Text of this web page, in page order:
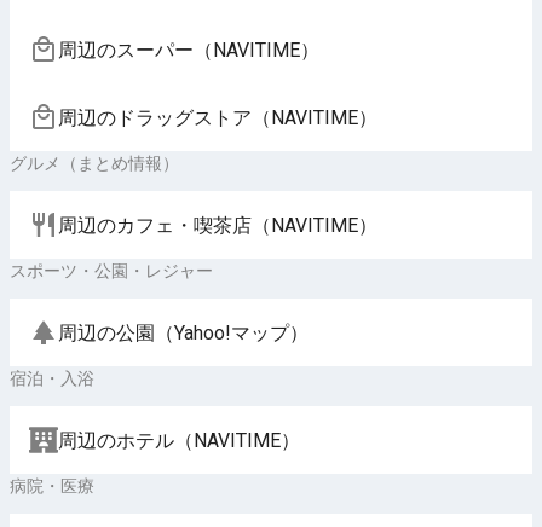
周辺のスーパー（NAVITIME）
周辺のドラッグストア（NAVITIME）
グルメ（まとめ情報）
周辺のカフェ・喫茶店（NAVITIME）
スポーツ・公園・レジャー
周辺の公園（Yahoo!マップ）
宿泊・入浴
周辺のホテル（NAVITIME）
病院・医療